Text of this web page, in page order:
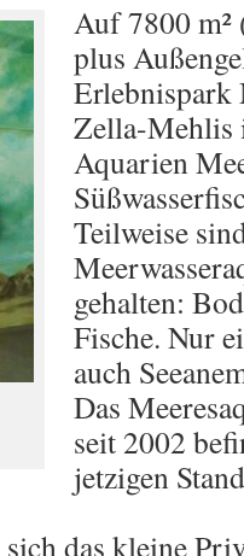
Auf 7800 m²
plus
Erlebnispark
Zella-Mehlis
Aquarien
Teilweise
gehalten:
Fische. Nur
auch
Das
seit 2002
jetzigen
das kleine